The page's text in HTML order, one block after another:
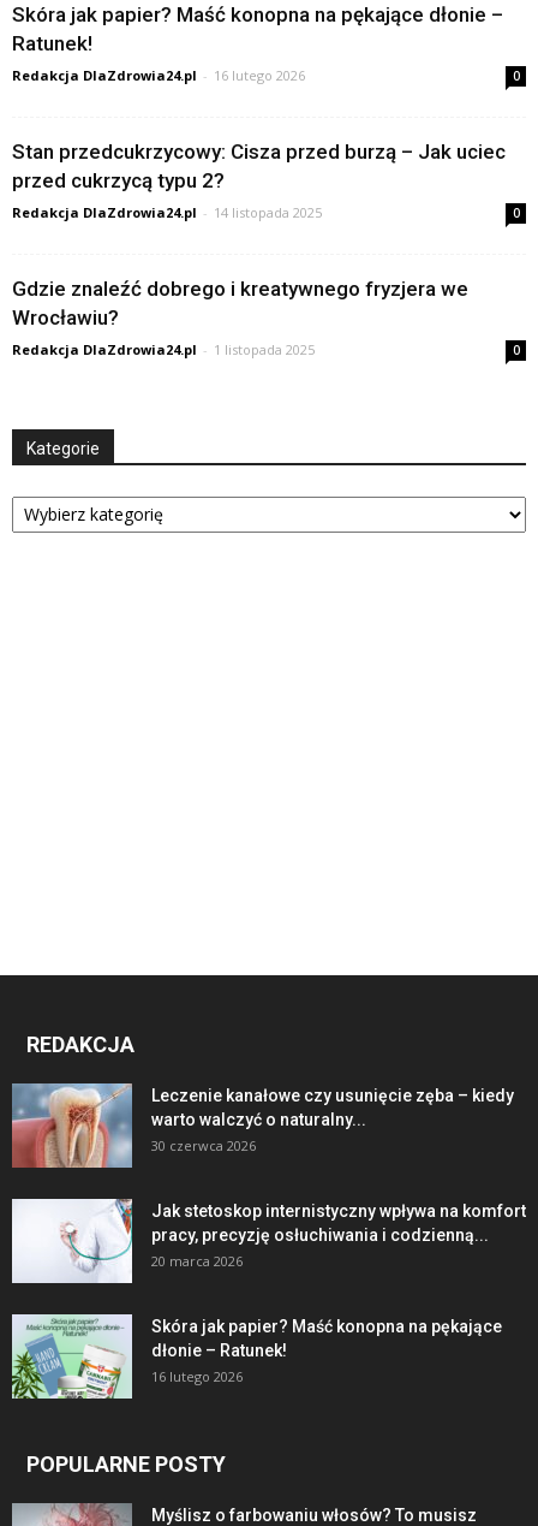
Skóra jak papier? Maść konopna na pękające dłonie –
Ratunek!
Redakcja DlaZdrowia24.pl - 16 lutego 2026 0
Stan przedcukrzycowy: Cisza przed burzą – Jak uciec
przed cukrzycą typu 2?
Redakcja DlaZdrowia24.pl - 14 listopada 2025 0
Gdzie znaleźć dobrego i kreatywnego fryzjera we
Wrocławiu?
Redakcja DlaZdrowia24.pl - 1 listopada 2025 0
Kategorie
Kategorie
REDAKCJA
Leczenie kanałowe czy usunięcie zęba – kiedy
warto walczyć o naturalny...
30 czerwca 2026
Jak stetoskop internistyczny wpływa na komfort
pracy, precyzję osłuchiwania i codzienną...
20 marca 2026
Skóra jak papier? Maść konopna na pękające
dłonie – Ratunek!
16 lutego 2026
POPULARNE POSTY
Myślisz o farbowaniu włosów? To musisz